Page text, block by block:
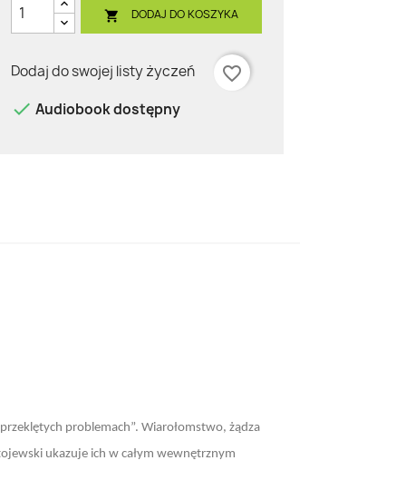
 DODAJ DO KOSZYKA
Dodaj do swojej listy życzeń
favorite_border
 Audiobook dostępny
problemach”. Wiarołomstwo, żądza
ukazuje ich w całym wewnętrznym